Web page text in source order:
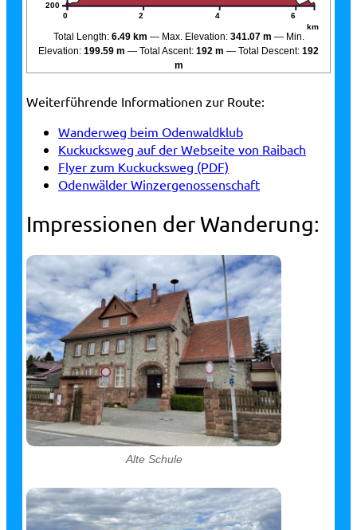
0 2 4 6
km
200
Total Length: 6.49 km Max. Elevation: 341.07 m
Min.
Elevation: 199.59 m Total Ascent: 192 m Total Descent: 192
m
Weiterführende Informationen zur Route:
Wanderweg beim Odenwaldklub
Kuckucksweg auf der Webseite von Raibach
Flyer zum Kuckucksweg (PDF)
Odenwälder Winzergenossenschaft
Impressionen der Wanderung:
Alte Schule